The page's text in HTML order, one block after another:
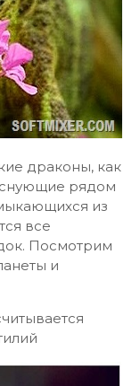
драконы, как
снующие рядом
из
все
Посмотрим
и